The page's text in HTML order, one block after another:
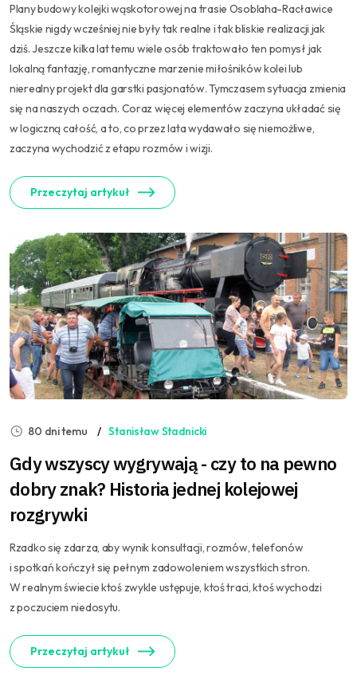
Plany budowy kolejki wąskotorowej na trasie Osoblaha-Racławice
Śląskie nigdy wcześniej nie były tak realne i tak bliskie realizacji jak
dziś. Jeszcze kilka lat temu wiele osób traktowało ten pomysł jak
lokalną fantazję, romantyczne marzenie miłośników kolei lub
nierealny projekt dla garstki pasjonatów. Tymczasem sytuacja zmienia
się na naszych oczach. Coraz więcej elementów zaczyna układać się
w logiczną całość, a to, co przez lata wydawało się niemożliwe,
zaczyna wychodzić z etapu rozmów i wizji.
Przeczytaj artykuł
80 dni temu Stanisław Stadnicki
Gdy wszyscy wygrywają - czy to na pewno
dobry znak? Historia jednej kolejowej
rozgrywki
Rzadko się zdarza, aby wynik konsultacji, rozmów, telefonów
i spotkań kończył się pełnym zadowoleniem wszystkich stron.
W realnym świecie ktoś zwykle ustępuje, ktoś traci, ktoś wychodzi
z poczuciem niedosytu.
Przeczytaj artykuł